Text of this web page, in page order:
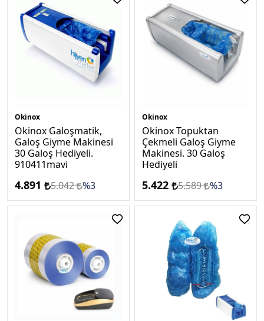
Okinox
Okinox Galoşmatik,
Galoş Giyme Makinesi
30 Galoş Hediyeli.
910411mavi
4.891 5.042 %3
Okinox
Okinox Topuktan
Çekmeli Galoş Giyme
Makinesi. 30 Galoş
Hediyeli
5.422 5.589 %3